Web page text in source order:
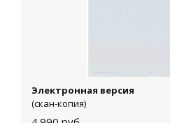
Электронная версия
(скан-копия)